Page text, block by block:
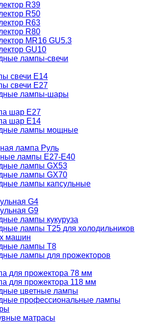
R39
R50
R63
R80
MR16 GU5.3
GU10
лампы-свечи
свечи Е14
свечи Е27
лампы-шары
шар E27
шар Е14
лампы мощные
лампа Руль
лампы E27-E40
лампы GX53
лампы GX70
лампы капсульные
G4
G9
лампы кукуруза
лампы T25 для холодильников
машин
лампы T8
лампы для прожекторов
для прожектора 78 мм
для прожектора 118 мм
цветные лампы
профессиональные лампы
матрасы